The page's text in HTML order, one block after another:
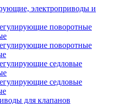
электроприводы и
поворотные
поворотные
седловые
седловые
для клапанов